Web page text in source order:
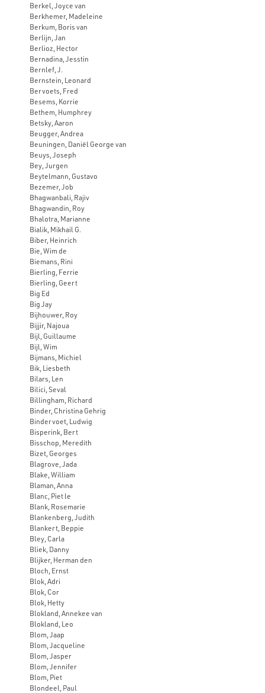
Berkel, Joyce van
Berkhemer, Madeleine
Berkum, Boris van
Berlijn, Jan
Berlioz, Hector
Bernadina, Jesstin
Bernlef, J.
Bernstein, Leonard
Bervoets, Fred
Besems, Korrie
Bethem, Humphrey
Betsky, Aaron
Beugger, Andrea
Beuningen, Daniël George van
Beuys, Joseph
Bey, Jurgen
Beytelmann, Gustavo
Bezemer, Job
Bhagwanbali, Rajiv
Bhagwandin, Roy
Bhalotra, Marianne
Bialik, Mikhail G.
Biber, Heinrich
Bie, Wim de
Biemans, Rini
Bierling, Ferrie
Bierling, Geert
Big Ed
Big Jay
Bijhouwer, Roy
Bijjir, Najoua
Bijl, Guillaume
Bijl, Wim
Bijmans, Michiel
Bik, Liesbeth
Bilars, Len
Bilici, Seval
Billingham, Richard
Binder, Christina Gehrig
Bindervoet, Ludwig
Bisperink, Bert
Bisschop, Meredith
Bizet, Georges
Blagrove, Jada
Blake, William
Blaman, Anna
Blanc, Piet le
Blank, Rosemarie
Blankenberg, Judith
Blankert, Beppie
Bley, Carla
Bliek, Danny
Blijker, Herman den
Bloch, Ernst
Blok, Adri
Blok, Cor
Blok, Hetty
Blokland, Annekee van
Blokland, Leo
Blom, Jaap
Blom, Jacqueline
Blom, Jasper
Blom, Jennifer
Blom, Piet
Blondeel, Paul